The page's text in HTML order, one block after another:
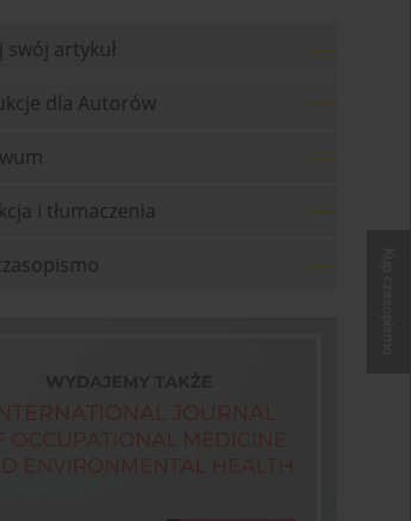
swój artykuł
dla Autorów
i tłumaczenia